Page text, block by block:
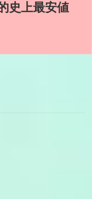
史上最安値